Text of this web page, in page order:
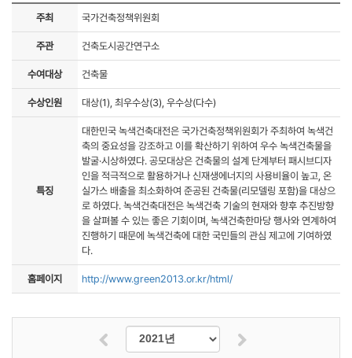
주최 국가건축정책위원회
주관 건축도시공간연구소
수여대상 건축물
수상인원 대상(1), 최우수상(3), 우수상(다수)
특징
대한민국 녹색건축대전은 국가건축정책위원회가 주최하여 녹색건
축의 중요성을 강조하고 이를 확산하기 위하여 우수 녹색건축물을
발굴·시상하였다. 공모대상은 건축물의 설계 단계부터 패시브디자
인을 적극적으로 활용하거나 신재생에너지의 사용비율이 높고, 온
실가스 배출을 최소화하여 준공된 건축물(리모델링 포함)을 대상으
로 하였다. 녹색건축대전은 녹색건축 기술의 현재와 향후 추진방향
을 살펴볼 수 있는 좋은 기회이며, 녹색건축한마당 행사와 연계하여
진행하기 때문에 녹색건축에 대한 국민들의 관심 제고에 기여하였
다.
홈페이지 http://www.green2013.or.kr/html/